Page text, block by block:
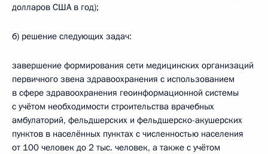
долларов США в год);
б) решение следующих задач:
завершение формирования сети медицинских организаций
первичного звена здравоохранения с использованием
в сфере здравоохранения геоинформационной системы
с учётом необходимости строительства врачебных
амбулаторий, фельдшерских и фельдшерско-акушерских
пунктов в населённых пунктах с численностью населения
от 100 человек до 2 тыс. человек, а также с учётом